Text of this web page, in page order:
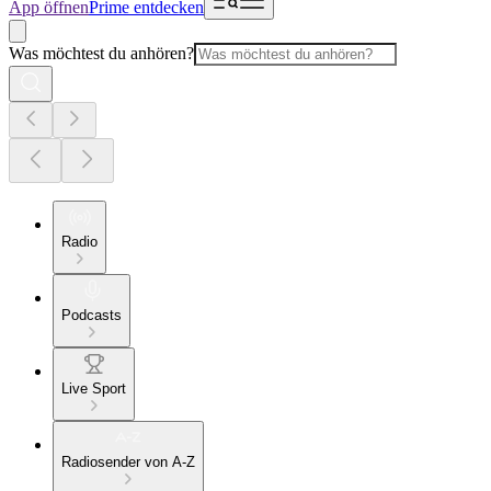
App öffnenPrime entdecken
Was möchtest du anhören?
Radio
Podcasts
Live Sport
Radiosender von A-Z